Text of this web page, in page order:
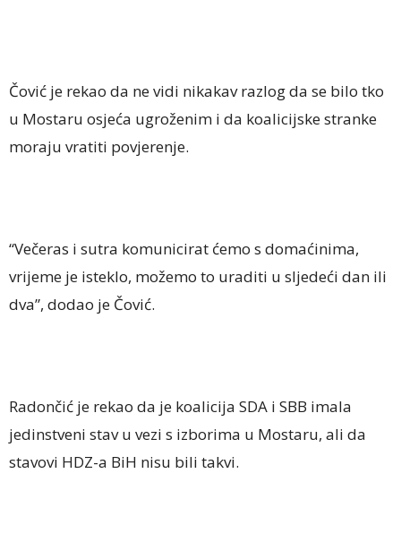
Čović je rekao da ne vidi nikakav razlog da se bilo tko
u Mostaru osjeća ugroženim i da koalicijske stranke
moraju vratiti povjerenje.
“Večeras i sutra komunicirat ćemo s domaćinima,
vrijeme je isteklo, možemo to uraditi u sljedeći dan ili
dva”, dodao je Čović.
Radončić je rekao da je koalicija SDA i SBB imala
jedinstveni stav u vezi s izborima u Mostaru, ali da
stavovi HDZ-a BiH nisu bili takvi.